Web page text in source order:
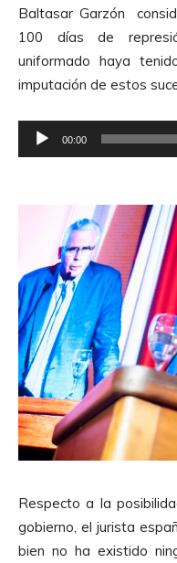
o
d
u
c
t
d
i
o
Baltasar Garzón
100 días de
uniformado haya
imputación de estos
e
r
u
c
t
o
r
d
e
A
u
i
o
00:00
Respecto a la
gobierno, el jurista
bien no ha existido